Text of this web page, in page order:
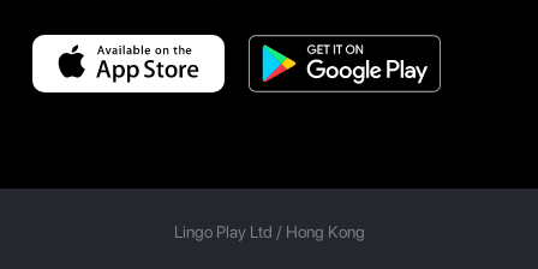
Lingo Play Ltd / Hong Kong